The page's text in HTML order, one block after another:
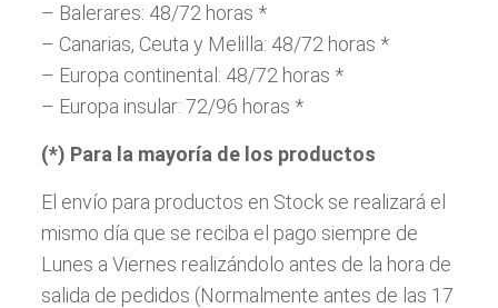
– Balerares: 48/72 horas *
– Canarias, Ceuta y Melilla: 48/72 horas *
– Europa continental: 48/72 horas *
– Europa insular: 72/96 horas *
(*) Para la mayoría de los productos
El envío para productos en Stock se realizará el
mismo día que se reciba el pago siempre de
Lunes a Viernes realizándolo antes de la hora de
salida de pedidos (Normalmente antes de las 17